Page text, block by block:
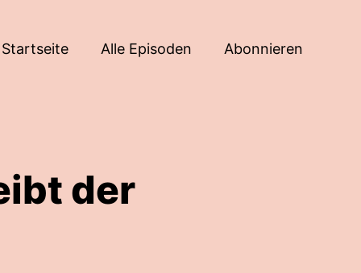
Startseite Alle Episoden Abonnieren
der